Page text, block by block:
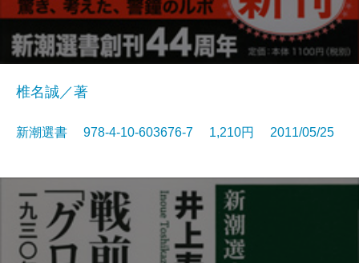
椎名誠／著
新潮選書 978-4-10-603676-7 1,210円 2011/05/25